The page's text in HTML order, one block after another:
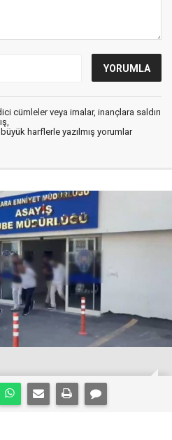
cümleler veya imalar, inançlara saldırı
harflerle yazılmış yorumlar